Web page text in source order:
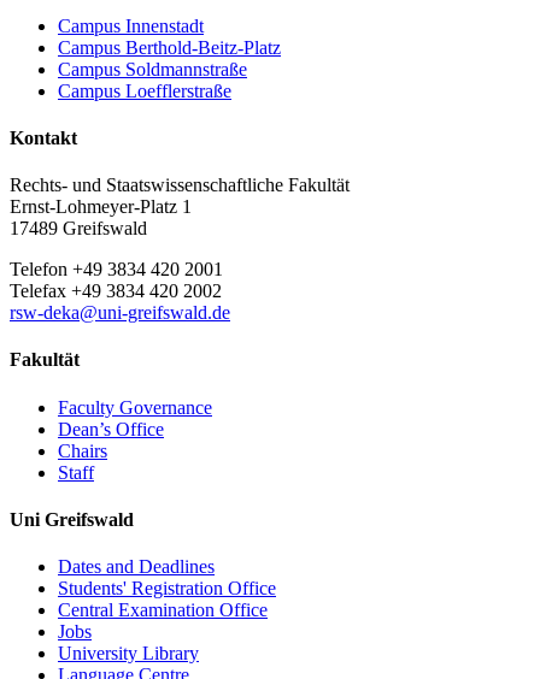
Campus Innenstadt
Campus Berthold-Beitz-Platz
Campus Soldmannstraße
Campus Loefflerstraße
Kontakt
Rechts- und Staatswissenschaftliche Fakultät
Ernst-Lohmeyer-Platz 1
17489 Greifswald
Telefon +49 3834 420 2001
Telefax +49 3834 420 2002
rsw-deka@uni-greifswald.de
Fakultät
Faculty Governance
Dean’s Office
Chairs
Staff
Uni Greifswald
Dates and Deadlines
Students' Registration Office
Central Examination Office
Jobs
University Library